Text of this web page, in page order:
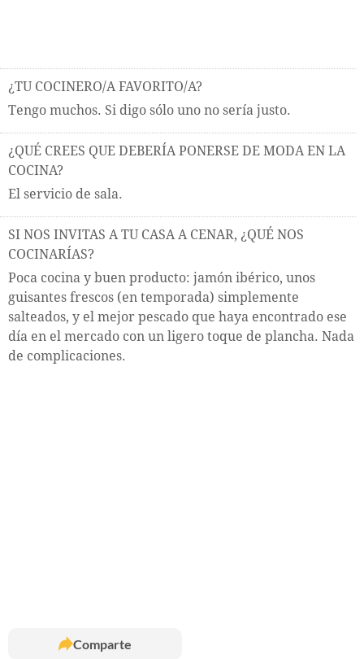
¿TU COCINERO/A FAVORITO/A?
Tengo muchos. Si digo sólo uno no sería justo.
¿QUÉ CREES QUE DEBERÍA PONERSE DE MODA EN LA
COCINA?
El servicio de sala.
SI NOS INVITAS A TU CASA A CENAR, ¿QUÉ NOS
COCINARÍAS?
Poca cocina y buen producto: jamón ibérico, unos
guisantes frescos (en temporada) simplemente
salteados, y el mejor pescado que haya encontrado ese
día en el mercado con un ligero toque de plancha. Nada
de complicaciones.
Comparte